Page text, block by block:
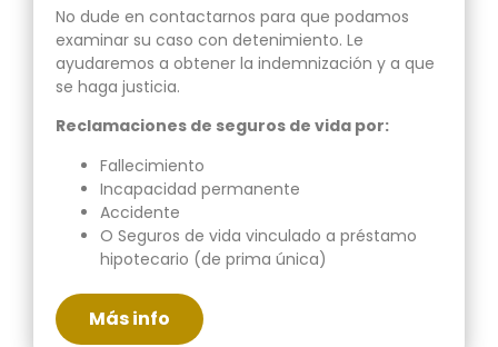
No dude en contactarnos para que podamos
examinar su caso con detenimiento. Le
ayudaremos a obtener la indemnización y a que
se haga justicia.
Reclamaciones de seguros de vida por:
Fallecimiento
Incapacidad permanente
Accidente
O Seguros de vida vinculado a préstamo
hipotecario (de prima única)
Más info